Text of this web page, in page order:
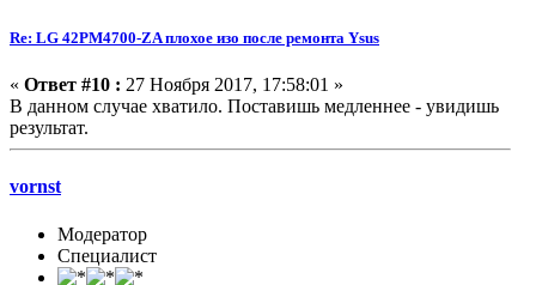
Re: LG 42PM4700-ZA плохое изо после ремонта Ysus
« Ответ #10 : 27 Ноября 2017, 17:58:01 »
В данном случае хватило. Поставишь медленнее - увидишь
результат.
vornst
Модератор
Специалист